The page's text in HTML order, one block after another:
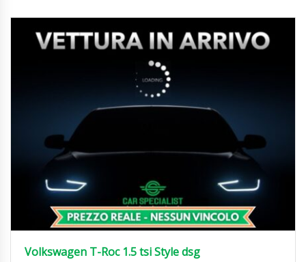
Volkswagen T-Roc 1.5 tsi Style dsg